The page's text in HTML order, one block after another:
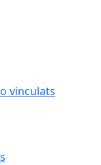
vinculats